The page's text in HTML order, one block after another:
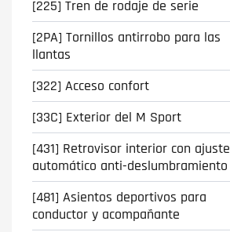
[225] Tren de rodaje de serie
[2PA] Tornillos antirrobo para las
llantas
[322] Acceso confort
[33C] Exterior del M Sport
[431] Retrovisor interior con ajuste
automático anti-deslumbramiento
[481] Asientos deportivos para
conductor y acompañante